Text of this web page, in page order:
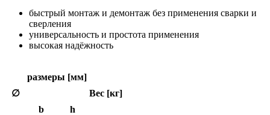
быстрый монтаж и демонтаж без применения сварки и
сверления
универсальность и простота применения
высокая надёжность
∅
размеры [мм]
Вес [кг]
b
h